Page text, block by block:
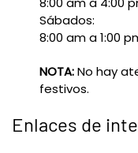
Sábados:
8:00 am a 1:00
NOTA:No hay
festivos.
Enlaces de